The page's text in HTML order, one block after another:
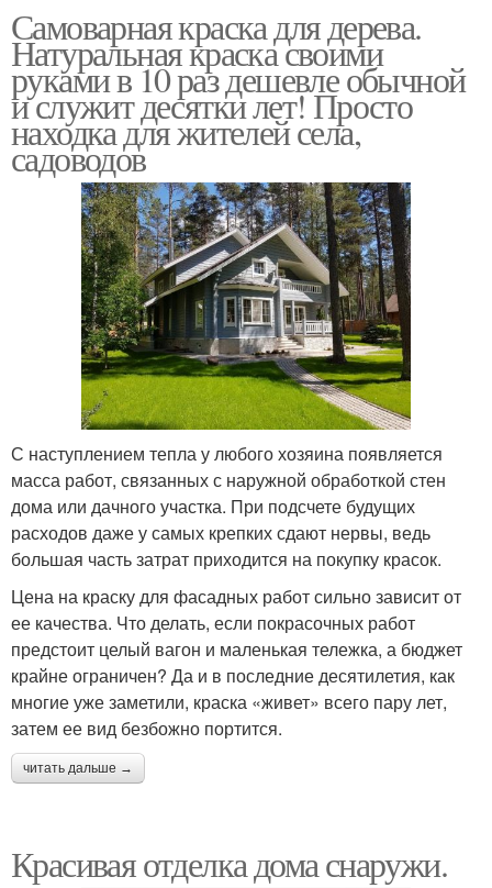
Самоварная краска для дерева.
Натуральная краска своими
руками в 10 раз дешевле обычной
и служит десятки лет! Просто
находка для жителей села,
садоводов
С наступлением тепла у любого хозяина появляется
масса работ, связанных с наружной обработкой стен
дома или дачного участка. При подсчете будущих
расходов даже у самых крепких сдают нервы, ведь
большая часть затрат приходится на покупку красок.
Цена на краску для фасадных работ сильно зависит от
ее качества. Что делать, если покрасочных работ
предстоит целый вагон и маленькая тележка, а бюджет
крайне ограничен? Да и в последние десятилетия, как
многие уже заметили, краска «живет» всего пару лет,
затем ее вид безбожно портится.
читать дальше →
Красивая отделка дома снаружи.